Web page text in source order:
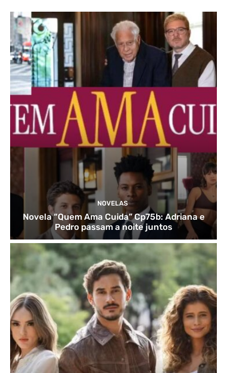
NOVELAS
Novela “Quem Ama Cuida” Cp75b: Adriana e
Pedro passam a noite juntos